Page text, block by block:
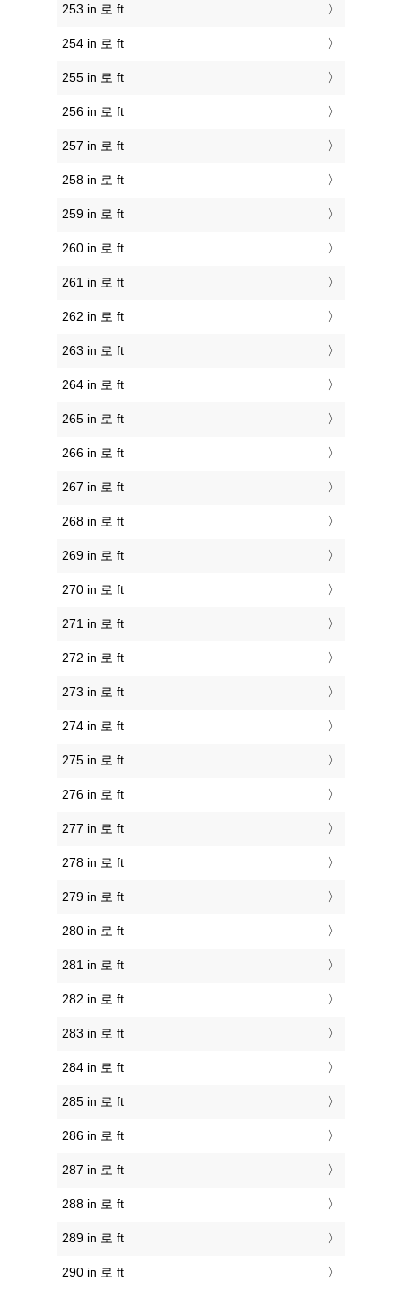
253 in 로 ft
254 in 로 ft
255 in 로 ft
256 in 로 ft
257 in 로 ft
258 in 로 ft
259 in 로 ft
260 in 로 ft
261 in 로 ft
262 in 로 ft
263 in 로 ft
264 in 로 ft
265 in 로 ft
266 in 로 ft
267 in 로 ft
268 in 로 ft
269 in 로 ft
270 in 로 ft
271 in 로 ft
272 in 로 ft
273 in 로 ft
274 in 로 ft
275 in 로 ft
276 in 로 ft
277 in 로 ft
278 in 로 ft
279 in 로 ft
280 in 로 ft
281 in 로 ft
282 in 로 ft
283 in 로 ft
284 in 로 ft
285 in 로 ft
286 in 로 ft
287 in 로 ft
288 in 로 ft
289 in 로 ft
290 in 로 ft